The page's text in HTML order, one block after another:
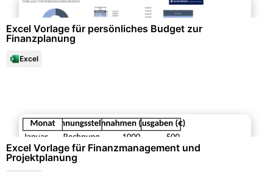
Excel Vorlage für persönliches Budget zur
Finanzplanung
Excel
Excel Vorlage für Finanzmanagement und
Projektplanung